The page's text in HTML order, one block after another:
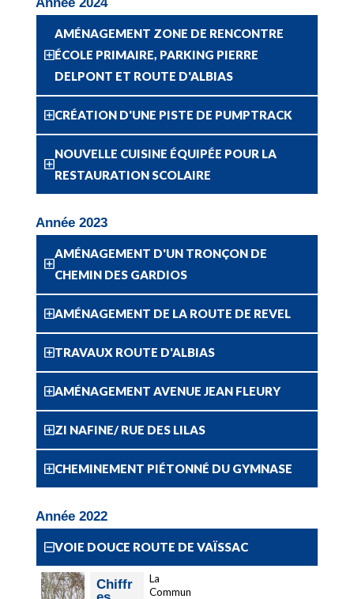
AMÉNAGEMENT ZONE DE RENCONTRE
ÉCOLE PRIMAIRE, PARKING PIERRE
DELPONT ET ROUTE D'ALBIAS
CRÉATION D'UNE PISTE DE PUMPTRACK
NOUVELLE CUISINE ÉQUIPÉE POUR LA
RESTAURATION SCOLAIRE
Année 2023
AMÉNAGEMENT D'UN TRONÇON DE
CHEMIN DES GARDIOS
AMÉNAGEMENT DE LA ROUTE DE REVEL
TRAVAUX ROUTE D'ALBIAS
AMÉNAGEMENT AVENUE JEAN FLEURY
ZI NAFINE/ RUE DES LILAS
CHEMINEMENT PIÉTONNÉ DU GYMNASE
Année 2022
VOIE DOUCE ROUTE DE VAÏSSAC
Chiffr
La
Commun